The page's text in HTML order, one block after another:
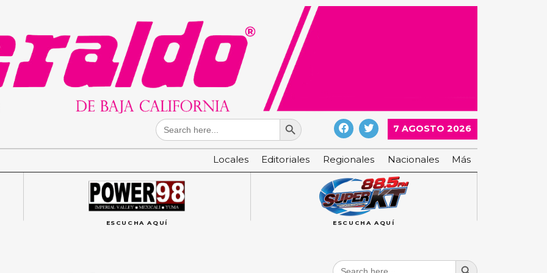
Search
for:
Search Button
7 AGOSTO 2026
Locales Editoriales Regionales Nacionales Más
ESCUCHA AQUÍ ESCUCHA AQUÍ
Search
Search Button